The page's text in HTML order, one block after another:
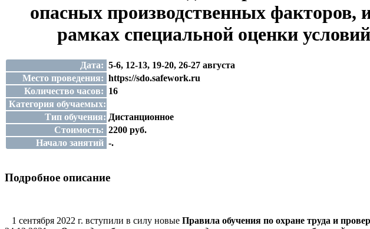
опасных производственных факторов,
рамках специальной оценки
Дата: 5-6, 12-13, 19-20, 26-27 августа
Место проведения: https://sdo.safework.ru
Количество часов: 16
Категория обучаемых:
Тип обучения: Дистанционное
Стоимость: 2200 руб.
Начало занятий -.
Подробное описание
1 сентября 2022 г. вступили в силу новые Правила обучения по охране труда и